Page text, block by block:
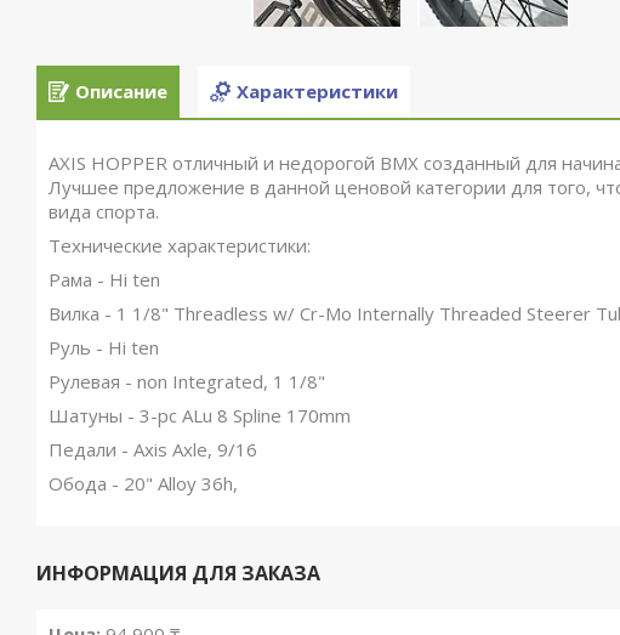
Описание Характеристики
AXIS HOPPER отличный и недорогой BMX созданный для
Лучшее предложение в данной ценовой категории для того,
вида спорта.
Технические характеристики:
Рама - Hi ten
Вилка - 1 1/8" Threadless w/ Cr-Mo Internally Threaded Steerer
Руль - Hi ten
Рулевая - non Integrated, 1 1/8"
Шатуны - 3-pc ALu 8 Spline 170mm
Педали - Axis Axle, 9/16
Обода - 20" Alloy 36h,
ИНФОРМАЦИЯ ДЛЯ ЗАКАЗА